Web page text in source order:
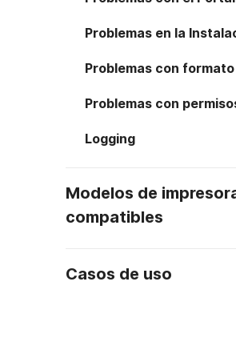
Problemas en la
Problemas con
Problemas con
Logging
Modelos de
compatibles
Casos de uso